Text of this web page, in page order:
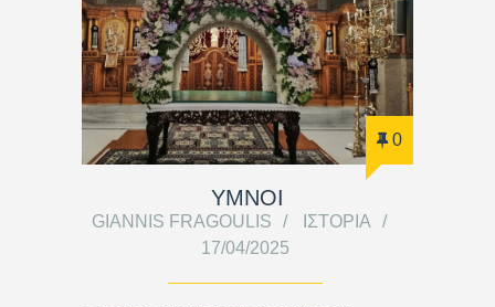
0
ΥΜΝΟΙ
GIANNIS FRAGOULIS
ΙΣΤΟΡΊΑ
17/04/2025